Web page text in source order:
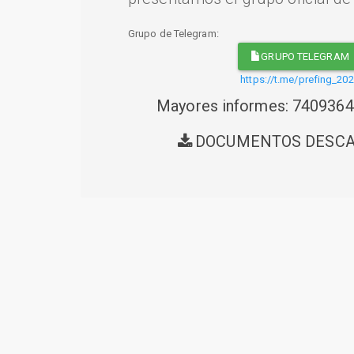
Grupo de Telegram:
GRUPO TELEGRAM
https://t.me/
Mayores informes:
DOCUMENTOS